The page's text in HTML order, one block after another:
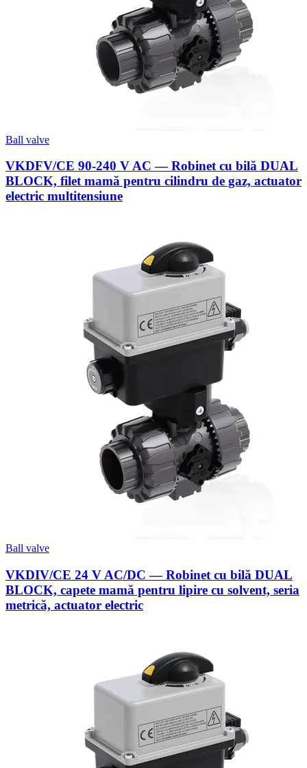
Ball valve
VKDFV/CE 90-240 V AC — Robinet cu bilă DUAL
BLOCK, filet mamă pentru cilindru de gaz, actuator
electric multitensiune
Ball valve
VKDIV/CE 24 V AC/DC — Robinet cu bilă DUAL
BLOCK, capete mamă pentru lipire cu solvent, seria
metrică, actuator electric